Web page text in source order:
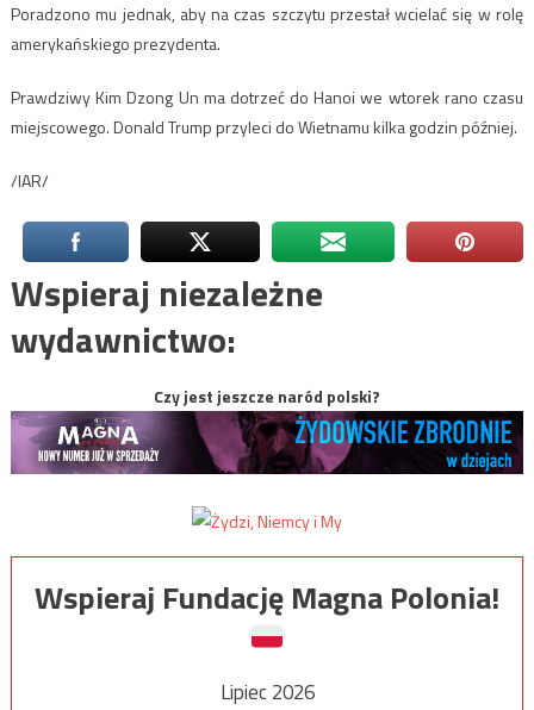
Poradzono mu jednak, aby na czas szczytu przestał wcielać się w rolę
amerykańskiego prezydenta.
Prawdziwy Kim Dzong Un ma dotrzeć do Hanoi we wtorek rano czasu
miejscowego. Donald Trump przyleci do Wietnamu kilka godzin później.
/IAR/
Wspieraj niezależne
wydawnictwo:
Czy jest jeszcze naród polski?
Wspieraj Fundację Magna Polonia!
Lipiec 2026